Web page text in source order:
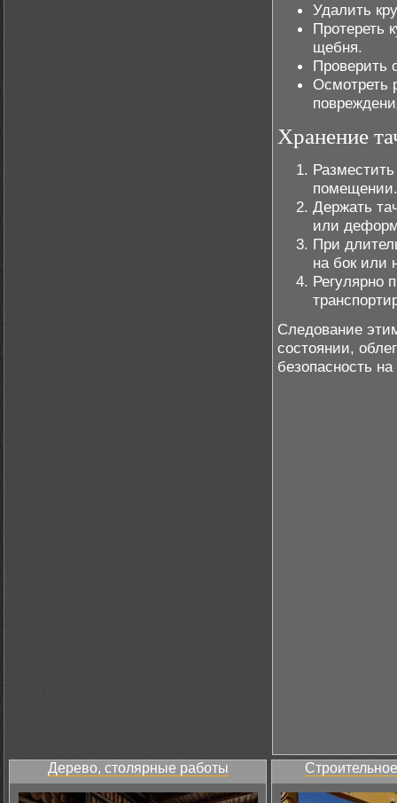
Удалить
Протереть
щебня.
Проверить
Осмотреть
Хранение
помещении.
Держать
или
При
на бок или
Регулярно
Следование
состоянии,
безопасность на
Дерево, столярные работы